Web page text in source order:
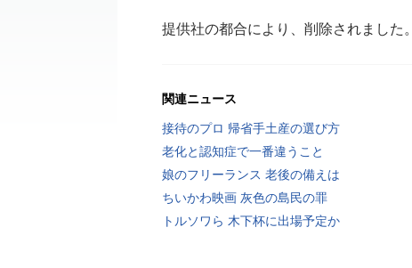
提供社の都合により、削除されました。
関連ニュース
接待のプロ 帰省手土産の選び方
老化と認知症で一番違うこと
娘のフリーランス 老後の備えは
ちいかわ映画 灰色の島民の罪
トルソワら 木下杯に出場予定か